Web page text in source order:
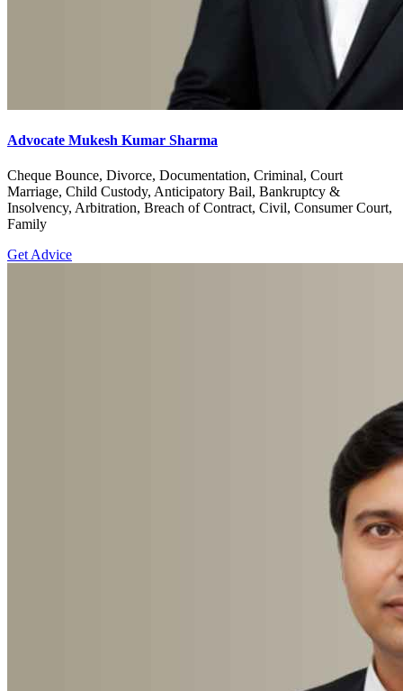
Advocate Mukesh Kumar Sharma
Cheque Bounce, Divorce, Documentation, Criminal, Court
Marriage, Child Custody, Anticipatory Bail, Bankruptcy &
Insolvency, Arbitration, Breach of Contract, Civil, Consumer Court,
Family
Get Advice